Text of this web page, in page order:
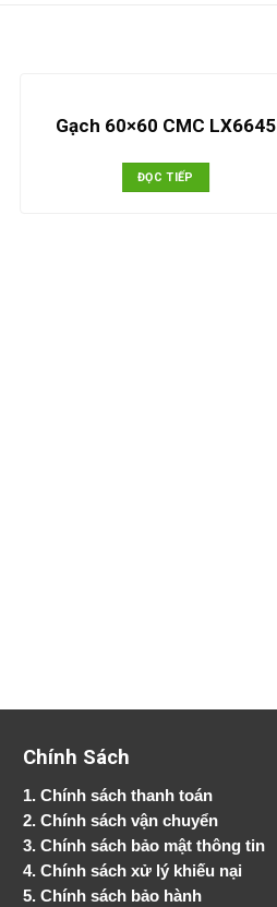
Gạch 60×60 CMC LX6645
ĐỌC TIẾP
Chính Sách
1.Chính sách thanh toán
2.Chính sách vận chuyển
3. Chính sách bảo mật thông tin
4.Chính sách xử lý khiếu nại
5.Chính sách bảo hành